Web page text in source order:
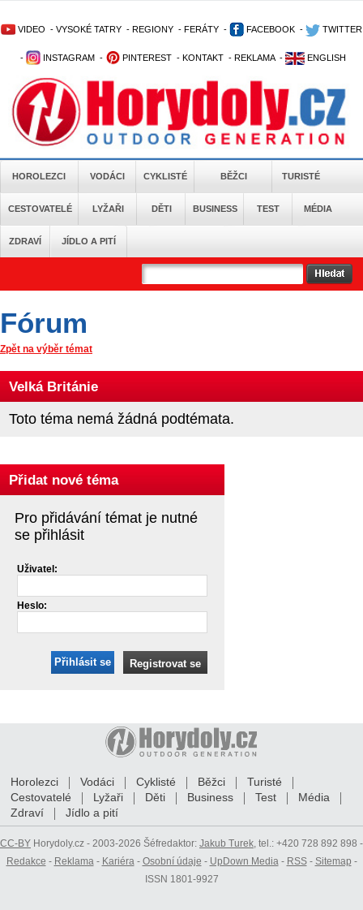
VIDEO - VYSOKÉ TATRY - REGIONY - FERÁTY - FACEBOOK - TWITTER
- INSTAGRAM - PINTEREST - KONTAKT - REKLAMA - ENGLISH
HOROLEZCI VODÁCI CYKLISTÉ BĚŽCI TURISTÉ
CESTOVATELÉ LYŽAŘI DĚTI BUSINESS TEST MÉDIA
ZDRAVÍ JÍDLO A PITÍ
Fórum
Zpět na výběr témat
Velká Británie
Toto téma nemá žádná podtémata.
Přidat nové téma
Pro přidávání témat je nutné
se přihlásit
Uživatel:
Heslo:
Přihlásit se Registrovat se
Horolezci Vodáci Cyklisté Běžci
Turisté
Cestovatelé
Lyžaři Děti Business Test
Média
Zdraví
Jídlo a pití
CC-BY Horydoly.cz - 2003-2026 Šéfredaktor: Jakub Turek, tel.: +420 728 892 898 -
Redakce - Reklama- Kariéra- Osobní údaje - UpDown Media- RSS- Sitemap -
ISSN 1801-9927